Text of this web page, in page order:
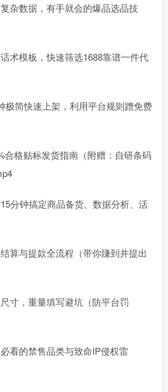
杂数据，有手就会的爆品选品技
术模板，快速筛选1688靠谱一件代
极简快速上架，利用平台规则蹭免费
合格贴标发货指南（附赠：自研条码
分钟搞定商品备货、数据分析、活
算与提款全流程（带你賺到并提出
寸，重量填写避坑（防平台罚
看的禁售品类与致命IP侵权雷